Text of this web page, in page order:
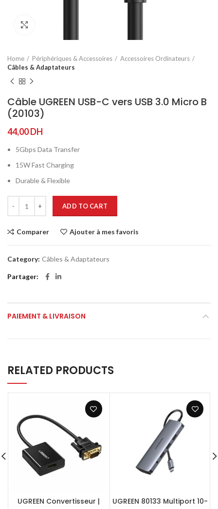
Home Périphériques & Accessoires
Accessoires Ordinateurs
Câbles & Adaptateurs
Câble UGREEN USB-C vers USB 3.0 Micro B
(20103)
44,00DH
5Gbps Data Transfer
15W Fast Charging
Durable & Flexible
ADD TO CART
Comparer Ajouter à mes favoris
Category: Câbles & Adaptateurs
Partager
PAIEMENT & LIVRAISON
RELATED PRODUCTS
UGREEN Convertisseur |
UGREEN 80133 Multiport 10-